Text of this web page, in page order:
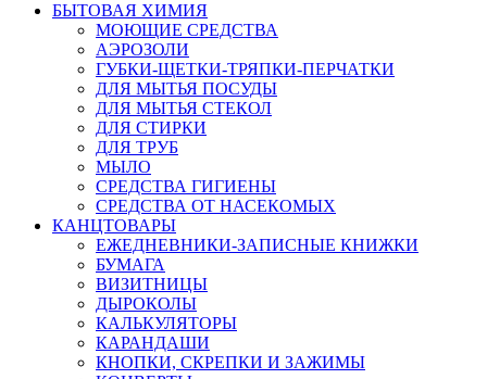
БЫТОВАЯ ХИМИЯ
МОЮЩИЕ СРЕДСТВА
АЭРОЗОЛИ
ГУБКИ-ЩЕТКИ-ТРЯПКИ-ПЕРЧАТКИ
ДЛЯ МЫТЬЯ ПОСУДЫ
ДЛЯ МЫТЬЯ СТЕКОЛ
ДЛЯ СТИРКИ
ДЛЯ ТРУБ
МЫЛО
СРЕДСТВА ГИГИЕНЫ
СРЕДСТВА ОТ НАСЕКОМЫХ
КАНЦТОВАРЫ
ЕЖЕДНЕВНИКИ-ЗАПИСНЫЕ КНИЖКИ
БУМАГА
ВИЗИТНИЦЫ
ДЫРОКОЛЫ
КАЛЬКУЛЯТОРЫ
КАРАНДАШИ
КНОПКИ, СКРЕПКИ И ЗАЖИМЫ